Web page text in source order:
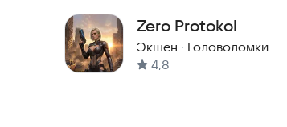
Zero Protokol
Экшен · Головоломки
4,8